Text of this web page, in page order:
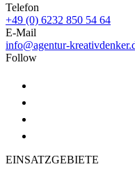
Telefon
+49 (0) 6232 850 54 64
E-Mail
info@agentur-
Follow
EINSATZGEBIETE